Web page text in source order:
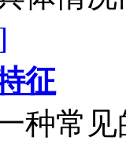
征
种常